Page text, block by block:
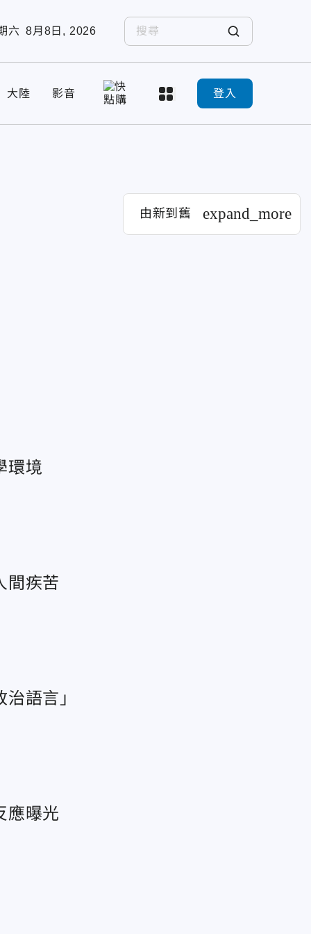
六 8月8日, 2026
大陸 影音 登入
由新到舊 expand_more
環境
間疾苦
語言」
應曝光